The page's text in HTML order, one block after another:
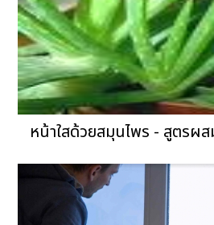
หน้าใสด้วยสมุนไพร - สูตรผส